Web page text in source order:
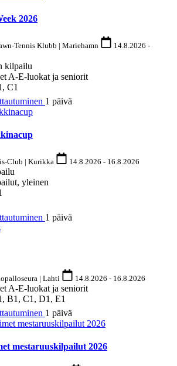
2026
Tennis Klubb | Mariehamn 14.8.2026 -
kilpailu
A-E-luokat ja seniorit
C1
1 päivä
Club | Kurikka 14.8.2026 - 16.8.2026
yleinen
1 päivä
| Lahti 14.8.2026 - 16.8.2026
A-E-luokat ja seniorit
B1, C1, D1, E1
1 päivä
mestaruuskilpailut 2026